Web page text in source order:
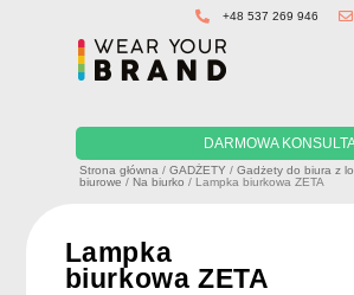
+48 537 269 946
DARMOWA
Strona główna /GADŻETY /Gadżety do biura z
biurowe / Na biurko / Lampka biurkowa ZETA
Lampka
biurkowa ZETA